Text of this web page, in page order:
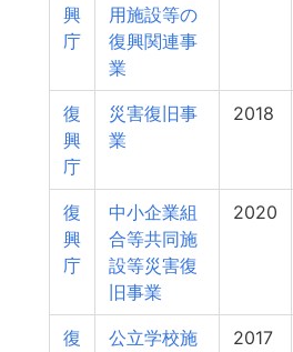
興
庁
用施設等の
復興関連事
業
復
興
庁
災害復旧事
業
2018
復
興
庁
中小企業組
合等共同施
設等災害復
旧事業
2020
復
公立学校施
2017